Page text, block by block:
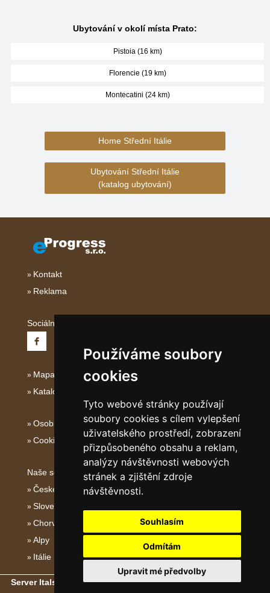
Používáme soubory
cookies
Tyto webové stránky používají
soubory cookies s cílem vylepšení
uživatelského prostředí, zobrazení
přizpůsobeného obsahu a reklam,
analýzy návštěvnosti webových
stránek a zjištění zdroje
návštěvnosti.
Souhlasím
Odmítám
Upravit mé předvolby
Ubytování v okolí místa Prato:
Pistoia (16 km)
Florencie (19 km)
Montecatini (24 km)
Home Střední Itálie
Ubytování Střední Itálie
(katalog ubytování)
Kontakt
Reklama
Sociální sítě:
Mapa serveru Střední Itálie
Katalog ubytování
Osobní údaje
Cookies
Naše servery:
České hory
Slovenské hory
Chorvatsko
Alpy
Itálie
Server Italské hory, ostrovy a pobřeží- Copyright © 2011-2026